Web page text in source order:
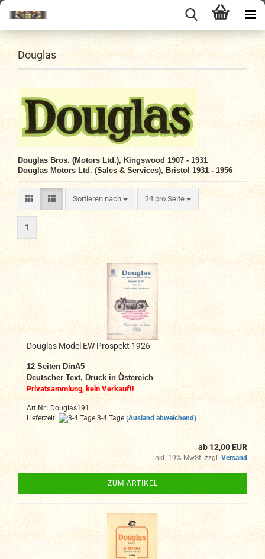
Douglas
Douglas Bros. (Motors Ltd.), Kingswood 1907 - 1931
Douglas Motors Ltd. (Sales & Services), Bristol 1931 - 1956
Sortieren nach
Sortieren nach 24 pro Seite
pro Seite
1
Douglas Model EW Prospekt 1926
12 Seiten DinA5
Deutscher Text, Druck in Östereich
Privatsammlung, kein Verkauf!!
Art.Nr.: Douglas191
Lieferzeit:
3-4 Tage (Ausland abweichend)
ab 12,00 EUR
inkl. 19% MwSt. zzgl. Versand
ZUM ARTIKEL